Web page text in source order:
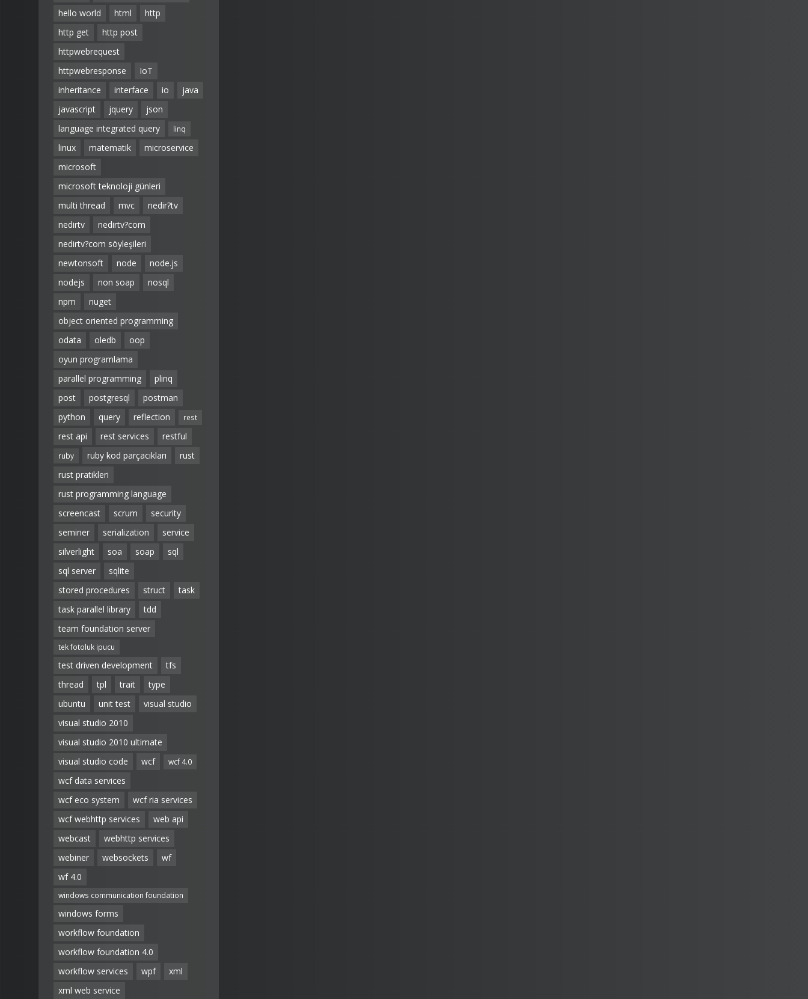
hello world
html
http
http get
http post
httpwebrequest
httpwebresponse
IoT
inheritance
interface io
java
javascript
jquery
json
language integrated query
linq
linux matematik
microservice
microsoft
microsoft teknoloji günleri
multi thread
mvc
nedir?tv
nedirtv
nedirtv?com
nedirtv?com söyleşileri
newtonsoft
node
node.js
nodejs
non soap
nosql
npm
nuget
object oriented programming
odata
oledb
oop
oyun programlama
parallel programming
plinq
post
postgresql
postman
python
query reflection rest
rest api rest services restful
ruby ruby kod parçacıkları
rust
rust pratikleri
rust programming language
screencast
scrum
security
seminer
serialization
service
silverlight
soa soap
sql
sql server
sqlite
stored procedures
struct
task
task parallel library
tdd
team foundation server
tek fotoluk ipucu
test driven development
tfs
thread
tpl trait
type
ubuntu
unit test
visual studio
visual studio 2010
visual studio 2010 ultimate
visual studio code
wcf wcf 4.0
wcf data services
wcf eco system
wcf ria services
wcf webhttp services
web api
webcast
webhttp services
webiner
websockets
wf
wf 4.0
windows communication foundation
windows forms
workflow foundation
workflow foundation 4.0
workflow services
wpf
xml
xml web service